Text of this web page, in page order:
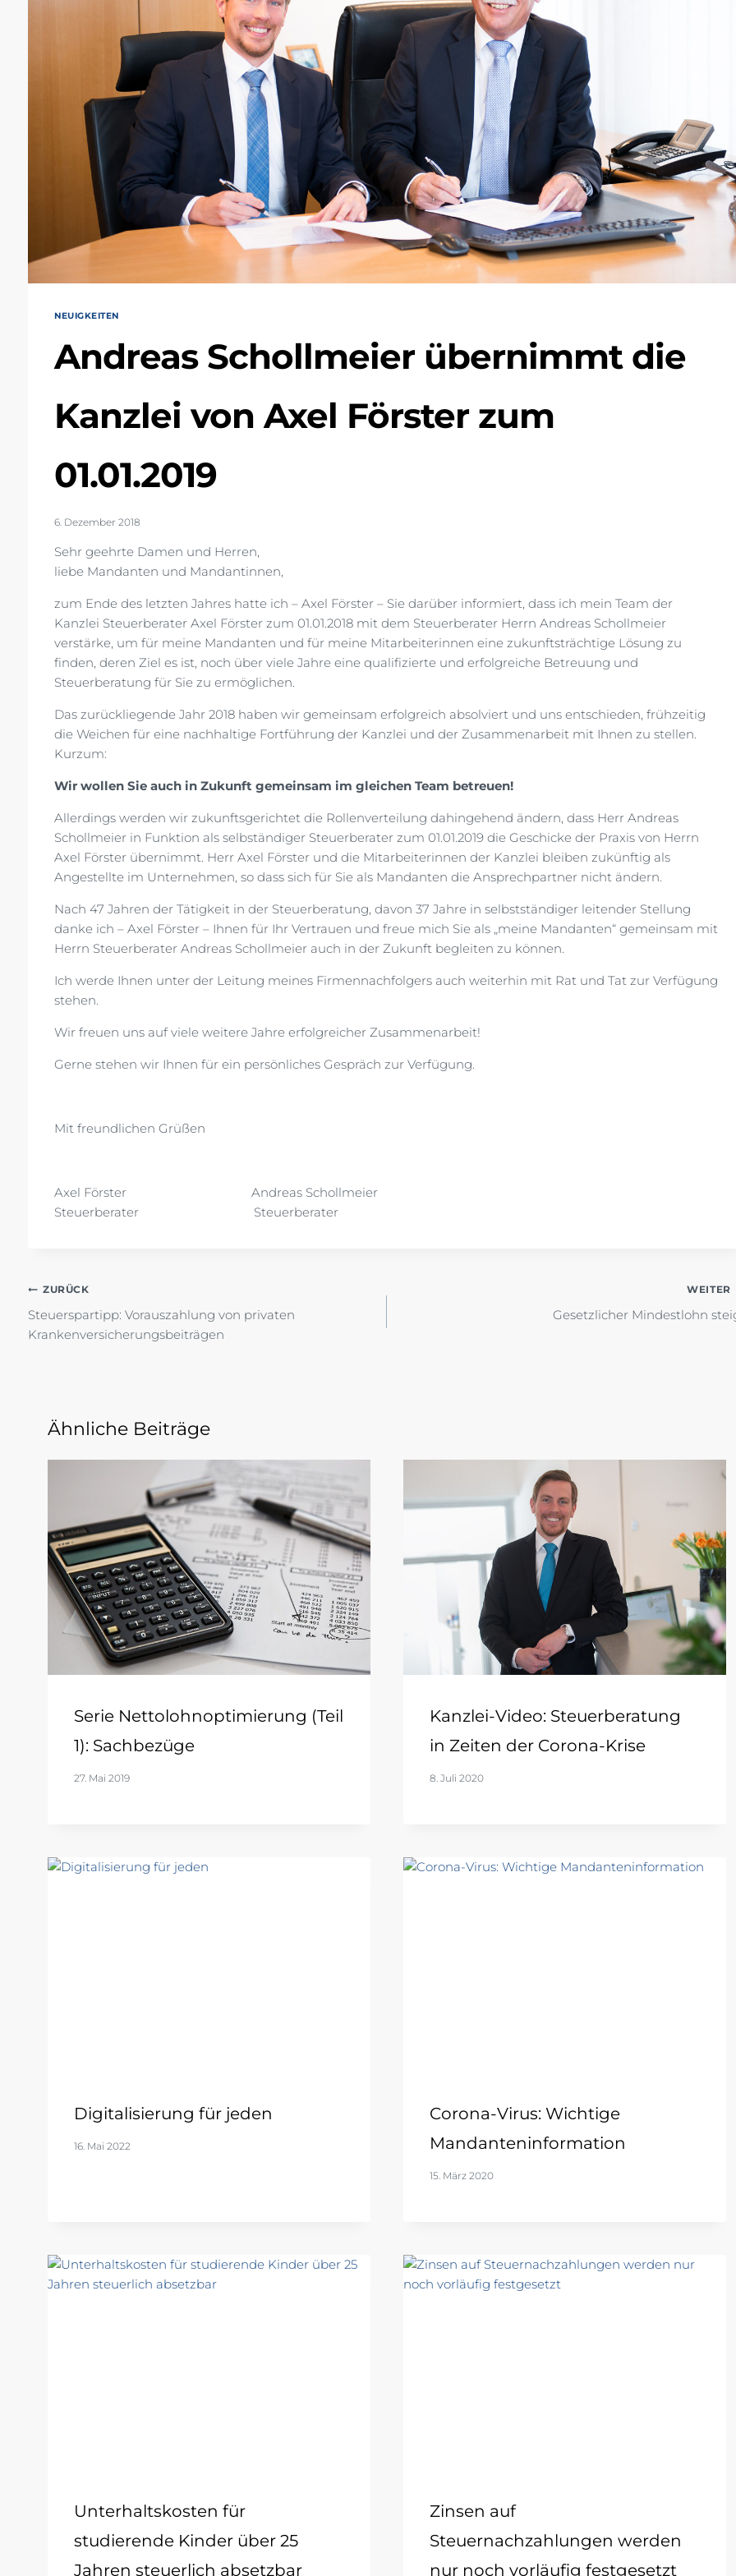
NEUIGKEITEN
Andreas Schollmeier übernimmt die
Kanzlei von Axel Förster zum
01.01.2019
6. Dezember 2018
Sehr geehrte Damen und Herren,
liebe Mandanten und Mandantinnen,
zum Ende des letzten Jahres hatte ich – Axel Förster – Sie darüber informiert, dass ich mein Team der
Kanzlei Steuerberater Axel Förster zum 01.01.2018 mit dem Steuerberater Herrn Andreas Schollmeier
verstärke, um für meine Mandanten und für meine Mitarbeiterinnen eine zukunftsträchtige Lösung zu
finden, deren Ziel es ist, noch über viele Jahre eine qualifizierte und erfolgreiche Betreuung und
Steuerberatung für Sie zu ermöglichen.
Das zurückliegende Jahr 2018 haben wir gemeinsam erfolgreich absolviert und uns entschieden, frühzeitig
die Weichen für eine nachhaltige Fortführung der Kanzlei und der Zusammenarbeit mit Ihnen zu stellen.
Kurzum:
Wir wollen Sie auch in Zukunft gemeinsam im gleichen Team betreuen!
Allerdings werden wir zukunftsgerichtet die Rollenverteilung dahingehend ändern, dass Herr Andreas
Schollmeier in Funktion als selbständiger Steuerberater zum 01.01.2019 die Geschicke der Praxis von Herrn
Axel Förster übernimmt. Herr Axel Förster und die Mitarbeiterinnen der Kanzlei bleiben zukünftig als
Angestellte im Unternehmen, so dass sich für Sie als Mandanten die Ansprechpartner nicht ändern.
Nach 47 Jahren der Tätigkeit in der Steuerberatung, davon 37 Jahre in selbstständiger leitender Stellung
danke ich – Axel Förster – Ihnen für Ihr Vertrauen und freue mich Sie als „meine Mandanten“ gemeinsam mit
Herrn Steuerberater Andreas Schollmeier auch in der Zukunft begleiten zu können.
Ich werde Ihnen unter der Leitung meines Firmennachfolgers auch weiterhin mit Rat und Tat zur Verfügung
stehen.
Wir freuen uns auf viele weitere Jahre erfolgreicher Zusammenarbeit!
Gerne stehen wir Ihnen für ein persönliches Gespräch zur Verfügung.
Mit freundlichen Grüßen
Axel Förster Andreas Schollmeier
Steuerberater Steuerberater
Beitragsnavigation
ZURÜCK
Steuerspartipp: Vorauszahlung von privaten
Krankenversicherungsbeiträgen
WEITER
Gesetzlicher Mindestlohn
Ähnliche Beiträge
Serie Nettolohnoptimierung (Teil
1): Sachbezüge
27. Mai 2019
Kanzlei-Video: Steuerberatung
in Zeiten der Corona-Krise
8. Juli 2020
Digitalisierung für jeden
16. Mai 2022
Corona-Virus: Wichtige
Mandanteninformation
15. März 2020
Unterhaltskosten für
studierende Kinder über 25
Jahren steuerlich absetzbar
Zinsen auf
Steuernachzahlungen werden
nur noch vorläufig festgesetzt